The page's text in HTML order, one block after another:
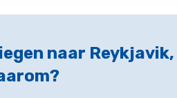
naar Reykjavik,